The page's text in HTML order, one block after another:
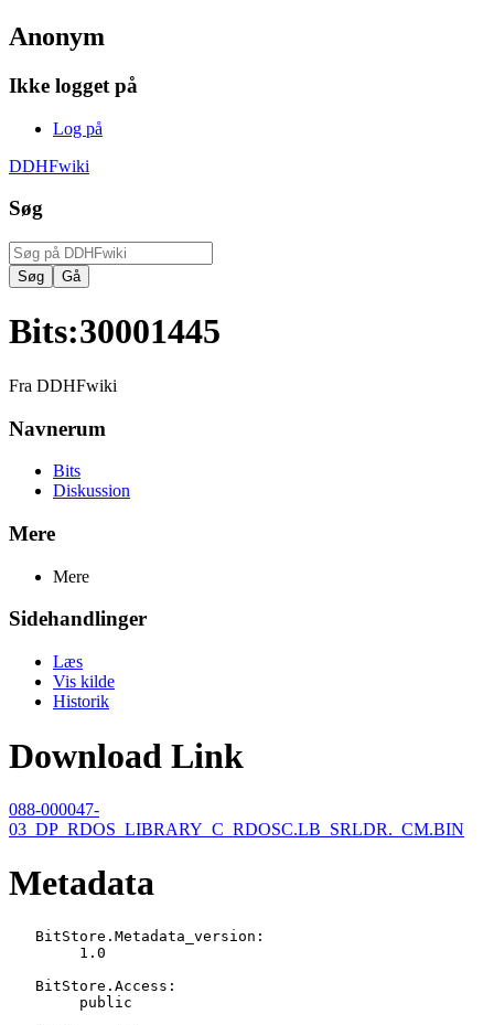
Anonym
Ikke logget på
Log på
DDHFwiki
Søg
Bits:30001445
Fra DDHFwiki
Navnerum
Bits
Diskussion
Mere
Mere
Sidehandlinger
Læs
Vis kilde
Historik
Download Link
088-000047-
03_DP_RDOS_LIBRARY_C_RDOSC.LB_SRLDR._CM.BIN
Metadata
   BitStore.Metadata_version:
   BitStore.Access: